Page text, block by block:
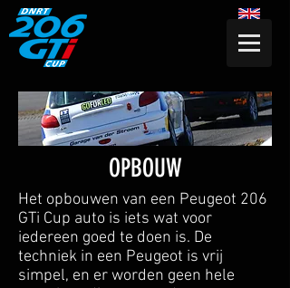
OPBOUW
Het opbouwen van een Peugeot 206
GTi Cup auto is iets wat voor
iedereen goed te doen is. De
techniek in een Peugeot is vrij
simpel, en er worden geen hele